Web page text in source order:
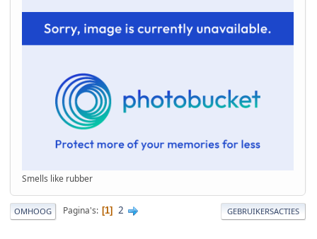
Smells like rubber
OMHOOG Pagina's 1 2 GEBRUIKERSACTIES